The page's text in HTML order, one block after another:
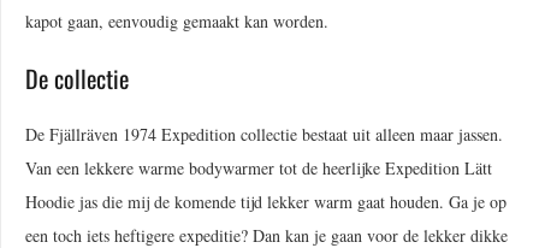
kapot gaan, eenvoudig gemaakt kan worden.
De collectie
De Fjällräven 1974 Expedition collectie bestaat uit alleen maar jassen.
Van een lekkere warme bodywarmer tot de heerlijke Expedition Lätt
Hoodie jas die mij de komende tijd lekker warm gaat houden. Ga je op
een toch iets heftigere expeditie? Dan kan je gaan voor de lekker dikke